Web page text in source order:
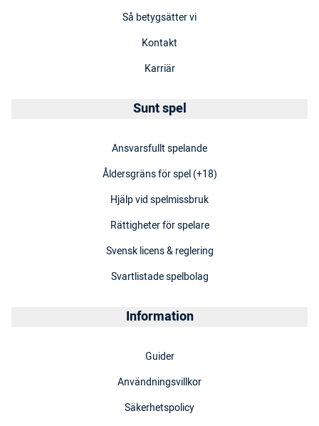
Så betygsätter vi
Kontakt
Karriär
Sunt spel
Ansvarsfullt spelande
Åldersgräns för spel (+18)
Hjälp vid spelmissbruk
Rättigheter för spelare
Svensk licens & reglering
Svartlistade spelbolag
Information
Guider
Användningsvillkor
Säkerhetspolicy